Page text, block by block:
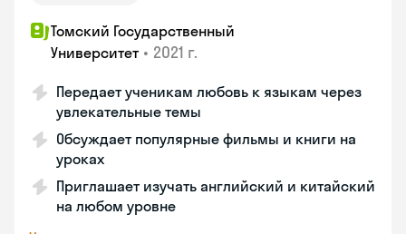
Томский Государственный
Университет • 2021 г.
Передает ученикам любовь к языкам через
увлекательные темы
Обсуждает популярные фильмы и книги на
уроках
Приглашает изучать английский и китайский
на любом уровне